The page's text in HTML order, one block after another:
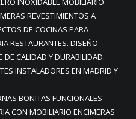
REVESTIMIENTOS A
DE COCINAS PARA
RESTAURANTES. DISEÑO
DE CALIDAD Y DURABILIDAD.
INSTALADORES EN MADRID Y
BONITAS FUNCIONALES
CON MOBILIARIO ENCIMERAS